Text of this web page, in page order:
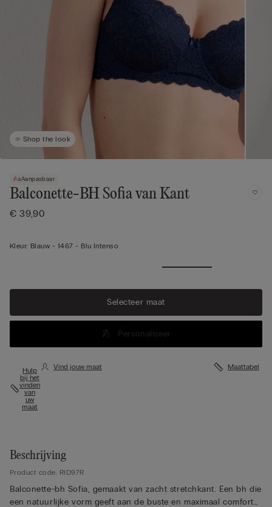
Shop the look
Aanpasbaar
Balconette-BH Sofia van Kant
€ 39,90
Kleur: Blauw - 1467 - Blu Intenso
Selecteer maat
Personaliseer
Hulp
bij het
vinden
van
uw
maat
Vind jouw maat Maattabel
Beschrijving
Product code: RID97R
Balconette-bh Sofia, gemaakt van zacht stretchkant. Een bh die
een natuurlijke vorm geeft aan de buste en maximaal comfort